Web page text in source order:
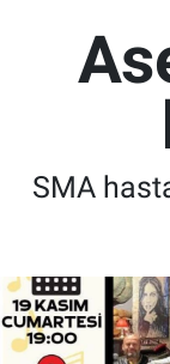
SMA
Gizli
İstanbul
İstanbul
Tüm
Son
Haber